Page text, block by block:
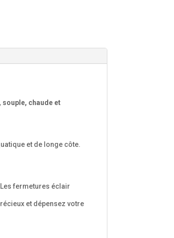
chaude et
et de longe côte.
fermetures éclair
et dépensez votre